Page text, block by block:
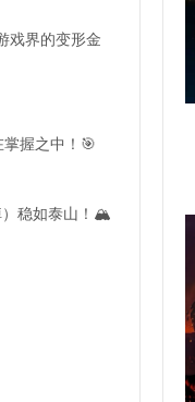
戏界的变形金
握之中！🎯
）稳如泰山！🏔️